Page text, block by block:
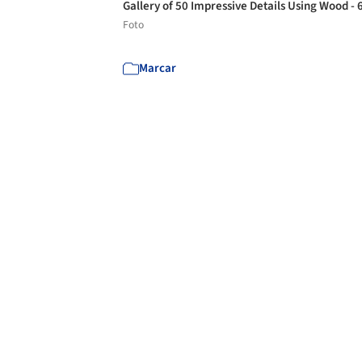
Gallery of 50 Impressive Details Using Wood -
Foto
Marcar